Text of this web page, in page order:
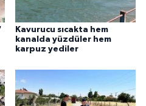
Kavurucu sıcakta hem
kanalda yüzdüler hem
karpuz yediler